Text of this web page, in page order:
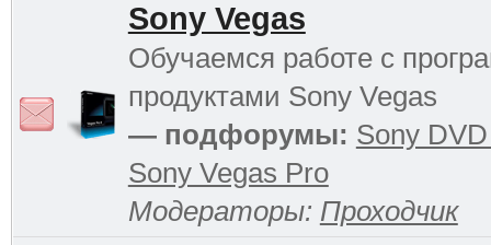
Sony Vegas
Обучаемся работе с
продуктами Sony Vegas
— подфорумы: Sony
Sony Vegas Pro
Модераторы: Проходчик